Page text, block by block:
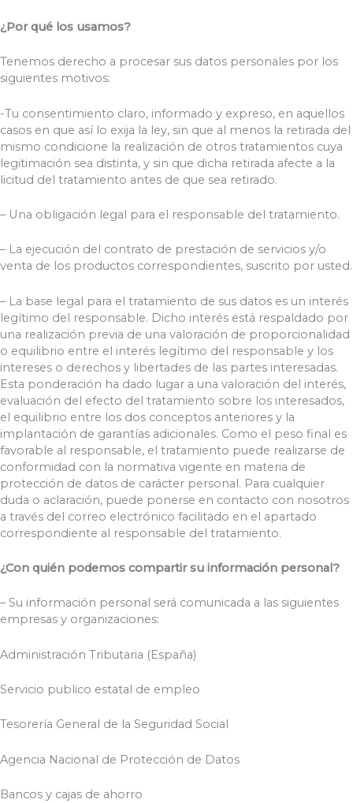
¿Por qué los usamos?
Tenemos derecho a procesar sus datos personales por los
siguientes motivos:
-Tu consentimiento claro, informado y expreso, en aquellos
casos en que así lo exija la ley, sin que al menos la retirada del
mismo condicione la realización de otros tratamientos cuya
legitimación sea distinta, y sin que dicha retirada afecte a la
licitud del tratamiento antes de que sea retirado.
– Una obligación legal para el responsable del tratamiento.
– La ejecución del contrato de prestación de servicios y/o
venta de los productos correspondientes, suscrito por usted.
– La base legal para el tratamiento de sus datos es un interés
legítimo del responsable. Dicho interés está respaldado por
una realización previa de una valoración de proporcionalidad
o equilibrio entre el interés legítimo del responsable y los
intereses o derechos y libertades de las partes interesadas.
Esta ponderación ha dado lugar a una valoración del interés,
evaluación del efecto del tratamiento sobre los interesados,
el equilibrio entre los dos conceptos anteriores y la
implantación de garantías adicionales. Como el peso final es
favorable al responsable, el tratamiento puede realizarse de
conformidad con la normativa vigente en materia de
protección de datos de carácter personal. Para cualquier
duda o aclaración, puede ponerse en contacto con nosotros
a través del correo electrónico facilitado en el apartado
correspondiente al responsable del tratamiento.
¿Con quién podemos compartir su información personal?
– Su información personal será comunicada a las siguientes
empresas y organizaciones:
Administración Tributaria (España)
Servicio publico estatal de empleo
Tesorería General de la Seguridad Social
Agencia Nacional de Protección de Datos
Bancos y cajas de ahorro